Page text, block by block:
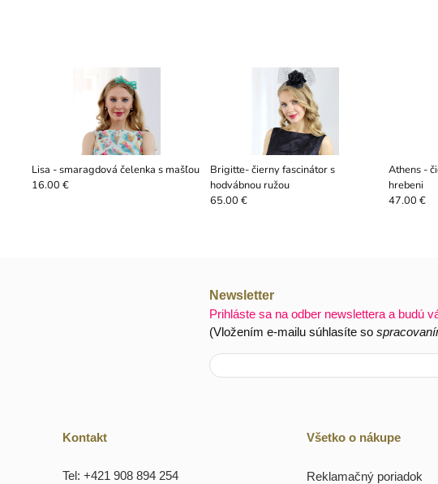
Lisa - smaragdová čelenka s mašľou
16.00 €
Brigitte- čierny fascinátor s
hodvábnou ružou
65.00 €
Athens -
hrebeni
47.00 €
Newsletter
Prihláste sa na odber newslettera a budú
(Vložením e-mailu súhlasíte so
Kontakt
Tel: +421 908 894 254
Všetko o nákupe
Reklamačný poriadok